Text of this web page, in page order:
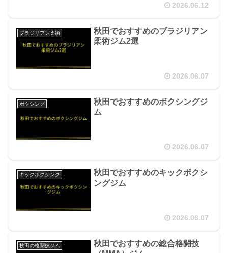
2026.06.12
ブラジリアン柔術
秋田でおすすめのブラジリアン
柔術ジム2選
2026.06.07
ボクシング
秋田でおすすめのボクシングジ
ム
2026.06.07
キックボクシング
秋田でおすすめのキックボクシ
ングジム
2026.06.07
秋田の格闘技ジム
秋田でおすすめの総合格闘技